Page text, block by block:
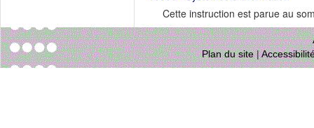
Cette instruction est parue au
Plan du site|